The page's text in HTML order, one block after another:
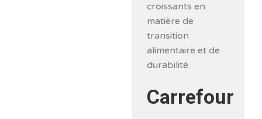
croissants en
matière de
transition
alimentaire et de
durabilité.
Carrefour